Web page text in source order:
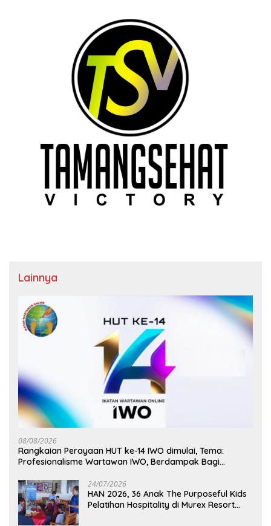
Lainnya
08/08/2026
Rangkaian Perayaan HUT ke-14 IWO dimulai, Tema:
Profesionalisme Wartawan IWO, Berdampak Bagi
24/07/2026
HAN 2026, 36 Anak The Purposeful Kids
Pelatihan Hospitality di Murex Resort